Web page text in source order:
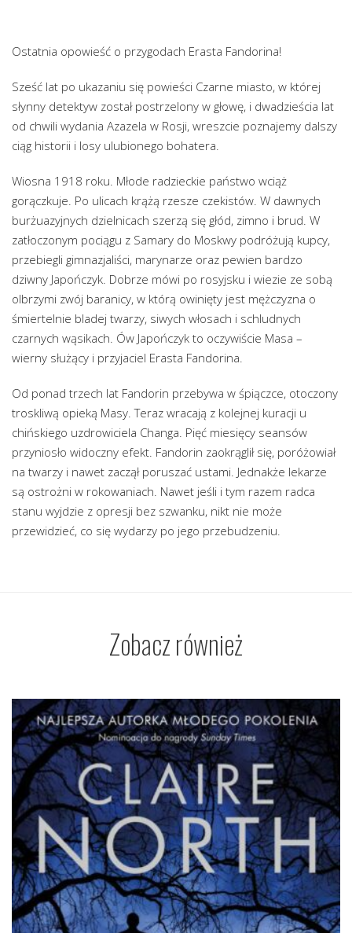
Ostatnia opowieść o przygodach Erasta Fandorina!
Sześć lat po ukazaniu się powieści Czarne miasto, w której
słynny detektyw został postrzelony w głowę, i dwadzieścia lat
od chwili wydania Azazela w Rosji, wreszcie poznajemy dalszy
ciąg historii i losy ulubionego bohatera.
Wiosna 1918 roku. Młode radzieckie państwo wciąż
gorączkuje. Po ulicach krążą rzesze czekistów. W dawnych
burżuazyjnych dzielnicach szerzą się głód, zimno i brud. W
zatłoczonym pociągu z Samary do Moskwy podróżują kupcy,
przebiegli gimnazjaliści, marynarze oraz pewien bardzo
dziwny Japończyk. Dobrze mówi po rosyjsku i wiezie ze sobą
olbrzymi zwój baranicy, w którą owinięty jest mężczyzna o
śmiertelnie bladej twarzy, siwych włosach i schludnych
czarnych wąsikach. Ów Japończyk to oczywiście Masa –
wierny służący i przyjaciel Erasta Fandorina.
Od ponad trzech lat Fandorin przebywa w śpiączce, otoczony
troskliwą opieką Masy. Teraz wracają z kolejnej kuracji u
chińskiego uzdrowiciela Changa. Pięć miesięcy seansów
przyniosło widoczny efekt. Fandorin zaokrąglił się, poróżowiał
na twarzy i nawet zaczął poruszać ustami. Jednakże lekarze
są ostrożni w rokowaniach. Nawet jeśli i tym razem radca
stanu wyjdzie z opresji bez szwanku, nikt nie może
przewidzieć, co się wydarzy po jego przebudzeniu.
Zobacz również